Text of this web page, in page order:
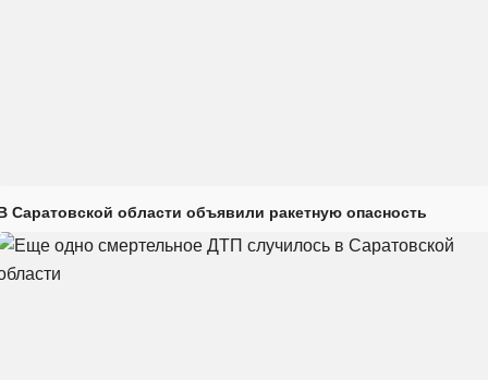
Саратовской области объявили ракетную опасность